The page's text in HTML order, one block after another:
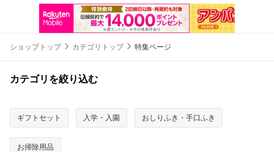
ショップトップ カテゴリトップ 特集ページ
カテゴリを絞り込む
ギフトセット 入学・入園 おしりふき・手口ふき
お掃除用品